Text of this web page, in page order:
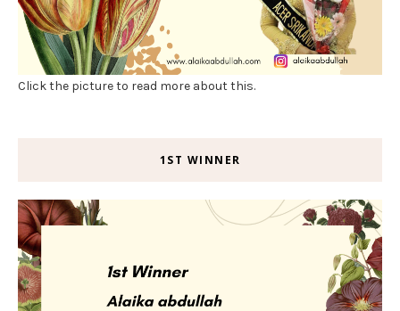
Click the picture to read more about this.
1ST WINNER